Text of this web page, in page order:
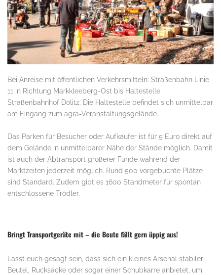
Bei Anreise mit öffentlichen Verkehrsmitteln: Straßenbahn Linie
11 in Richtung Markkleeberg-Ost bis Haltestelle
Straßenbahnhof Dölitz. Die Haltestelle befindet sich unmittelbar
am Eingang zum agra-Veranstaltungsgelände.
Das Parken für Besucher oder Aufkäufer ist für 5 Euro direkt auf
dem Gelände in unmittelbarer Nähe der Stände möglich. Damit
ist auch der Abtransport größerer Funde während der
Marktzeiten jederzeit möglich. Rund 500 vorgebuchte Plätze
sind Standard. Zudem gibt es 1600 Standmeter für spontan
entschlossene Trödler.
Bringt Transportgeräte mit – die Beute fällt gern üppig aus!
Lasst euch gesagt sein, dass sich ein kleines Arsenal stabiler
Beutel, Rucksäcke oder sogar einer Schubkarre anbietet, um